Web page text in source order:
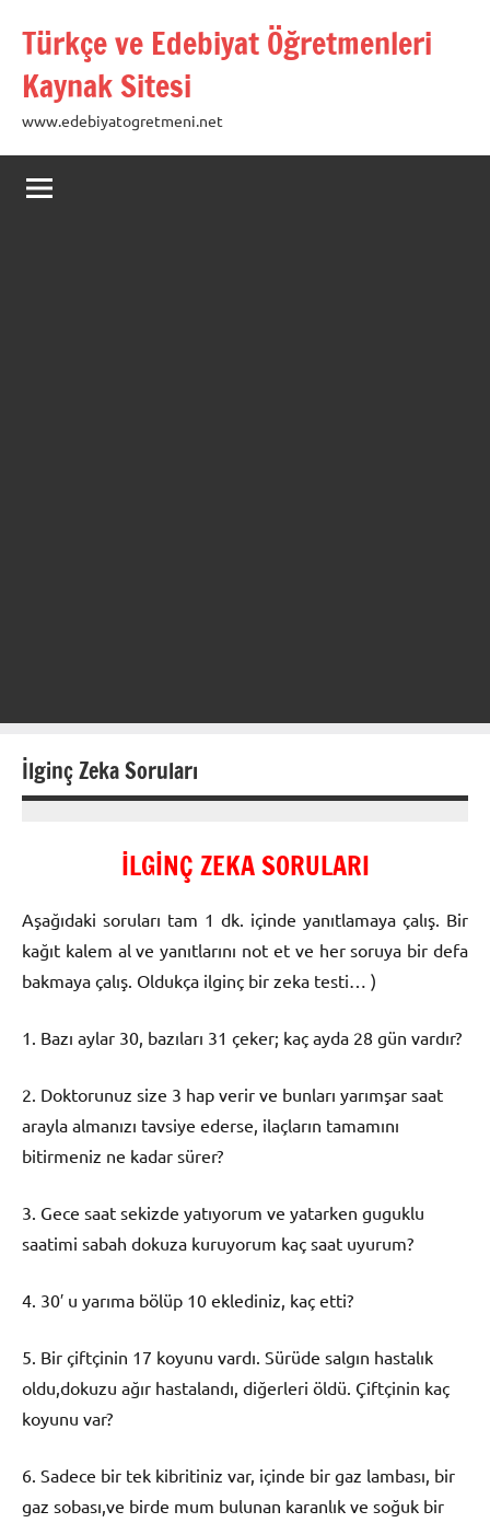
Türkçe ve Edebiyat Öğretmenleri
Kaynak Sitesi
www.edebiyatogretmeni.net
İlginç Zeka Soruları
İLGİNÇ ZEKA SORULARI
Aşağıdaki soruları tam 1 dk. içinde yanıtlamaya çalış. Bir
kağıt kalem al ve yanıtlarını not et ve her soruya bir defa
bakmaya çalış. Oldukça ilginç bir zeka testi… )
1. Bazı aylar 30, bazıları 31 çeker; kaç ayda 28 gün vardır?
2. Doktorunuz size 3 hap verir ve bunları yarımşar saat
arayla almanızı tavsiye ederse, ilaçların tamamını
bitirmeniz ne kadar sürer?
3. Gece saat sekizde yatıyorum ve yatarken guguklu
saatimi sabah dokuza kuruyorum kaç saat uyurum?
4. 30′ u yarıma bölüp 10 eklediniz, kaç etti?
5. Bir çiftçinin 17 koyunu vardı. Sürüde salgın hastalık
oldu,dokuzu ağır hastalandı, diğerleri öldü. Çiftçinin kaç
koyunu var?
6. Sadece bir tek kibritiniz var, içinde bir gaz lambası, bir
gaz sobası,ve birde mum bulunan karanlık ve soğuk bir